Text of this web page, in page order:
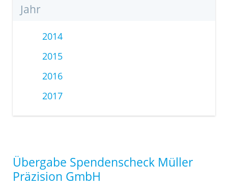
Jahr
2014
2015
2016
2017
Übergabe Spendenscheck Müller
Präzision GmbH